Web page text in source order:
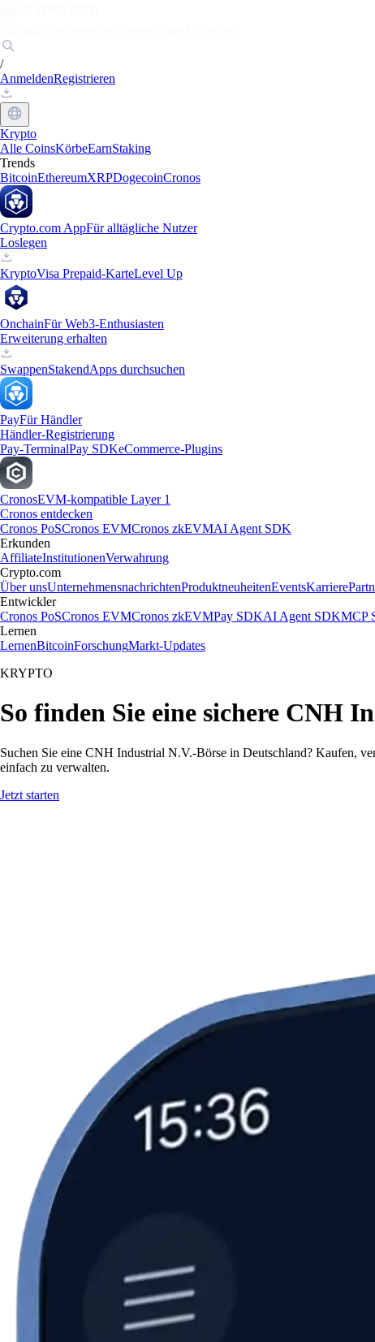
/
AnmeldenRegistrieren
Krypto
Alle CoinsKörbeEarnStaking
Trends
BitcoinEthereumXRPDogecoinCronos
Crypto.com AppFür alltägliche Nutzer
Loslegen
KryptoVisa Prepaid-KarteLevel Up
OnchainFür Web3-Enthusiasten
Erweiterung erhalten
SwappenStakendApps durchsuchen
PayFür Händler
Händler-Registrierung
Pay-TerminalPay SDKeCommerce-Plugins
CronosEVM-kompatible Layer 1
Cronos entdecken
Cronos PoSCronos EVMCronos zkEVMAI Agent SDK
Erkunden
AffiliateInstitutionenVerwahrung
Crypto.com
Über unsUnternehmensnachrichtenProduktneuheitenEventsKarriere
Entwickler
Cronos PoSCronos EVMCronos zkEVMPay SDKAI Agent SDKMCP
Lernen
LernenBitcoinForschungMarkt-Updates
KRYPTO
So finden Sie eine sichere CNH
Suchen Sie eine CNH Industrial N.V.-Börse in Deutschland? Kaufen,
einfach zu verwalten.
Jetzt starten